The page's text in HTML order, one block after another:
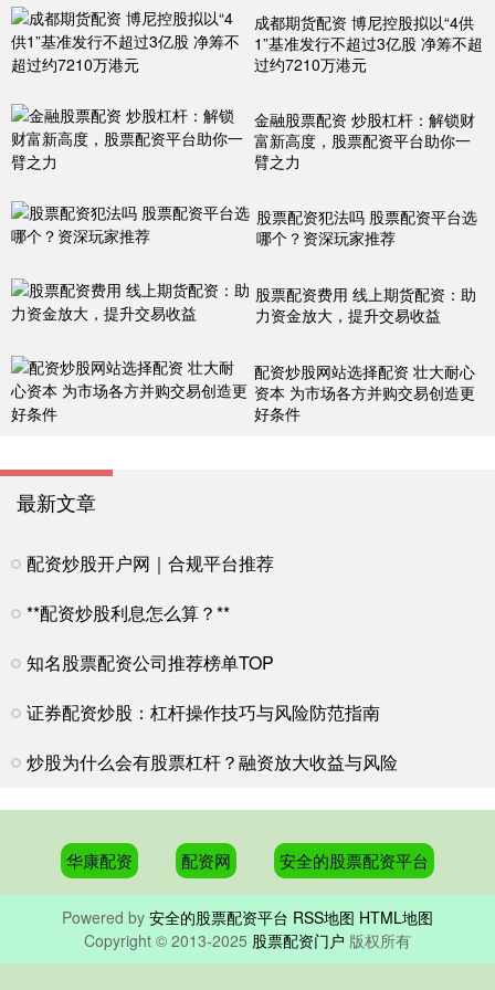
成都期货配资 博尼控股拟以“4供
1”基准发行不超过3亿股 净筹不超
过约7210万港元
金融股票配资 炒股杠杆：解锁财
富新高度，股票配资平台助你一
臂之力
股票配资犯法吗 股票配资平台选
哪个？资深玩家推荐
股票配资费用 线上期货配资：助
力资金放大，提升交易收益
配资炒股网站选择配资 壮大耐心
资本 为市场各方并购交易创造更
好条件
最新文章
配资炒股开户网｜合规平台推荐
**配资炒股利息怎么算？**
知名股票配资公司推荐榜单TOP
证券配资炒股：杠杆操作技巧与风险防范指南
炒股为什么会有股票杠杆？融资放大收益与风险
华康配资 配资网 安全的股票配资平台
Powered by 安全的股票配资平台 RSS地图 HTML地图
Copyright © 2013-2025 股票配资门户 版权所有